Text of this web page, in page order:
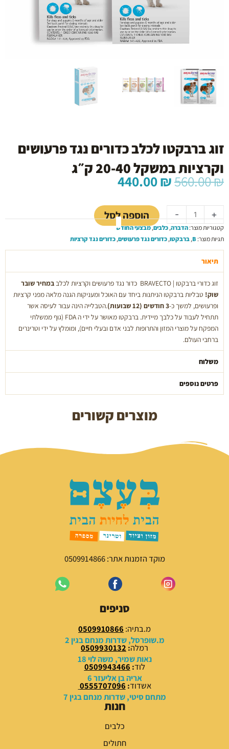
זוג ברבקטו לכלב כדורים נגד פרעושים
וקרציות במשקל 20-40 ק״ג
560.00₪ המחיר
המקורי
היה:
560.00 ₪.
440.00₪ המחיר
הוא:
440.00 ₪. -
של
זוג
ברבקטו
לכלב
כדורים
פרעושים
וקרציות
במשקל
20-
40
ק״ג
+ הוספה לסל
קטגוריות מוצר:הדברה,כלבים,מבצעי החודש
תגיות מוצר:B
,ברבקטו,כדורים נגד פרעושים,כדורים נגד קרציות
תיאור
זוג כדורי ברבקטו | BRAVECTO כדור נגד פרעושים וקרציות לכלב
במחיר שובר
שוק! טבליות ברבקטו הניתנות ביחד עם האוכל ומעניקות הגנה מלאה מפני קרציות
ופרעושים, למשך כ-3 חודשים (12 שבועות)
.הטבלייה הינה עבור לעיסה אשר
תתחיל לעבוד על כלבך מיידית. ברבקטו מאושר על ידי ה FDA (גוף ממשלתי
המפקח על מוצרי המזון והתרופות לבני אדם ובעלי חיים), ומומלץ על ידי וטרינרים
ברחבי העולם.
משלוח
פרטים נוספים
מוצרים קשורים
מוקד הזמנות אתר: 0509914866
סניפים
מ.בתיה: 0509910866
מ.שופרסל, שדרות מנחם בגין 2
רמלה:
0509930132
נאות שמיר, משה לוי 18
לוד:
0509943466
אריה בן אליעזר 6
אשדוד:
0555707096
מתחם סיטי, שדרות מנחם בגין 7
חנות
כלבים
חתולים